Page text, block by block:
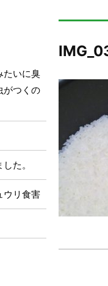
たいに臭
がつくの
た。
ウリ食害